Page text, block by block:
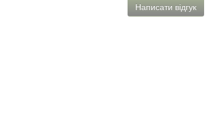
Написати відгук